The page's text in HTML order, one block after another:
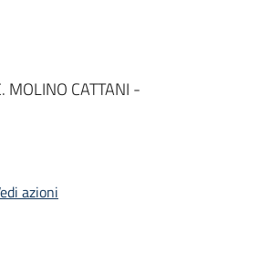
MOLINO CATTANI -
azioni